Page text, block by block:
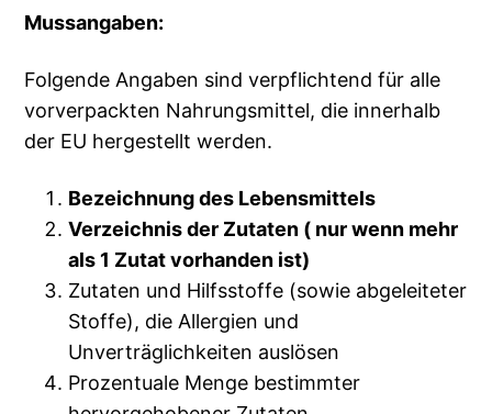
Mussangaben:
Folgende Angaben sind verpflichtend für alle
vorverpackten Nahrungsmittel, die innerhalb
der EU hergestellt werden.
Bezeichnung des Lebensmittels
Verzeichnis der Zutaten ( nur wenn mehr
als 1 Zutat vorhanden ist)
Zutaten und Hilfsstoffe (sowie abgeleiteter
Stoffe), die Allergien und
Unverträglichkeiten auslösen
Prozentuale Menge bestimmter